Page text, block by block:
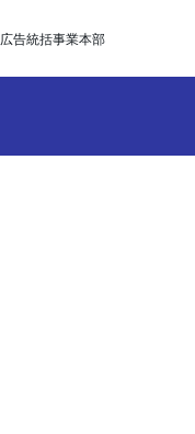
広告統括事業本部